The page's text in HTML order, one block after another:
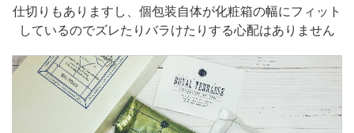
仕切りもありますし、個包装自体が化粧箱の幅にフィット
しているのでズレたりバラけたりする心配はありません